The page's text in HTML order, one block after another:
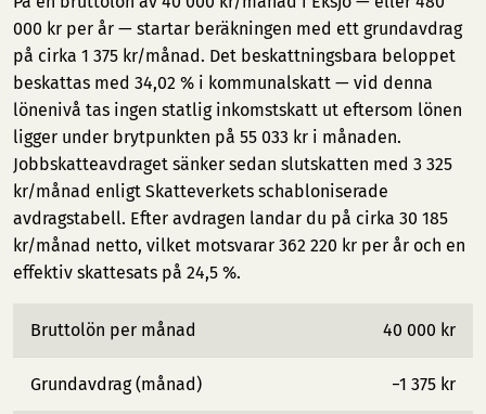
000 kr per år — startar beräkningen med ett grundavdrag
på cirka 1 375 kr/månad. Det beskattningsbara beloppet
beskattas med 34,02 % i kommunalskatt — vid denna
lönenivå tas ingen statlig inkomstskatt ut eftersom lönen
ligger under brytpunkten på 55 033 kr i månaden.
Jobbskatteavdraget sänker sedan slutskatten med 3 325
kr/månad enligt Skatteverkets schabloniserade
avdragstabell. Efter avdragen landar du på cirka 30 185
kr/månad netto, vilket motsvarar 362 220 kr per år och en
effektiv skattesats på 24,5 %.
Bruttolön per månad 40 000 kr
Grundavdrag (månad) −1 375 kr